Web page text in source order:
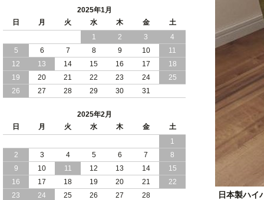
日本製ハイ
2024/12/17
便利な 棚 モダンライト コンセント 付
き 大容量 収納 リフトアップ ベッド 横
開き 日本製
2024/11/07
便利な 棚 モダンライト コンセント 付
き 大容量 収納 リフトアップ 縦開き 日
本製 ベッド
女性人気 日本製 コンパクト な ショー
トサイズ 跳ね上げ 収納 ベッド 横開き
2024/10/17
日本製 コンパクト な ショートサイズ
跳ね上げ 収納 ベッド 横開き ヘッドボ
ード無し
2025年1月
日
月 火 水 木 金
土
1
2 3
4
5
6 7 8 9 10
11
12
13 14 15 16 17
18
19
20 21 22 23 24
25
26
27 28 29 30 31
2025年2月
日
月 火 水 木 金
土
1
2
3 4 5 6 7
8
9
10 11 12 13 14
15
16
17 18 19 20 21
22
23
24 25 26 27 28